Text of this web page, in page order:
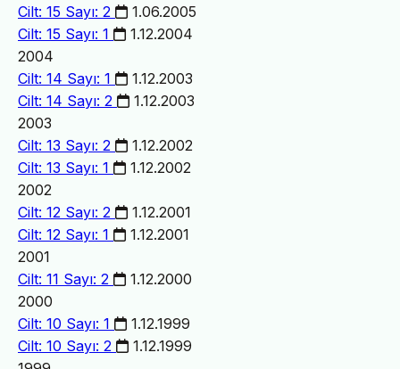
Cilt: 15 Sayı: 2
1.06.2005
Cilt: 15 Sayı: 1
1.12.2004
2004
Cilt: 14 Sayı: 1
1.12.2003
Cilt: 14 Sayı: 2
1.12.2003
2003
Cilt: 13 Sayı: 2
1.12.2002
Cilt: 13 Sayı: 1
1.12.2002
2002
Cilt: 12 Sayı: 2
1.12.2001
Cilt: 12 Sayı: 1
1.12.2001
2001
Cilt: 11 Sayı: 2
1.12.2000
2000
Cilt: 10 Sayı: 1
1.12.1999
Cilt: 10 Sayı: 2
1.12.1999